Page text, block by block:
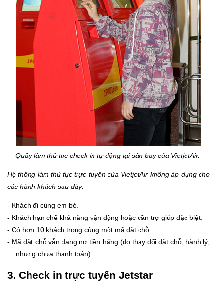
Quầy làm thủ tục check in tự động tại sân bay của VietjetAir.
Hệ thống làm thủ tục trực tuyến của VietjetAir không áp dụng cho
các hành khách sau đây:
- Khách đi cùng em bé.
- Khách hạn chế khả năng vận động hoặc cần trợ giúp đặc biệt.
- Có hơn 10 khách trong cùng một mã đặt chỗ.
- Mã đặt chỗ vẫn đang nợ tiền hãng (do thay đổi đặt chỗ, hành lý,
… nhưng chưa thanh toán).
3. Check in trực tuyến Jetstar